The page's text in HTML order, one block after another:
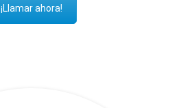
¡Llamar ahora!